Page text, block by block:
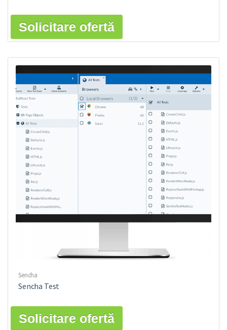
Solicitare ofertă
Sencha
Sencha Test
Solicitare ofertă